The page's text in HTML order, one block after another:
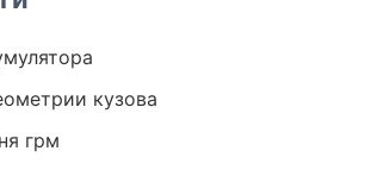
кузова
грм